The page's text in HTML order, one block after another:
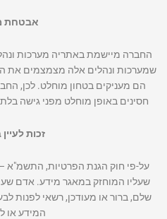
אבטחת
החברה מיישמת באתריה מערכות
שמערכות ונהלים אלה מצמצמים את
הם מעניקים בטחון מוחלט. לכן,
חסינים באופן מוחלט מפני גישה
זכות
שעליו המוחזק במאגר מידע. אדם
שלם, ברור או מעודכן, רשאי לפנות
המידע או